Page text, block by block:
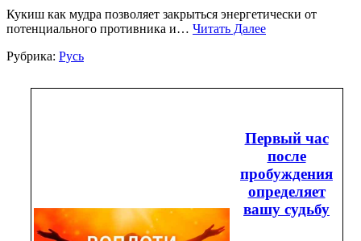
Кукиш как мудра позволяет закрыться энергетически от
потенциального противника и… Читать Далее
Рубрика: Русь
Первый час
после
пробуждения
определяет
вашу судьбу